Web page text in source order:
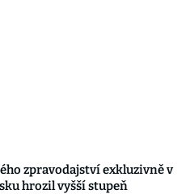
zpravodajství exkluzivně v
hrozil vyšší stupeň